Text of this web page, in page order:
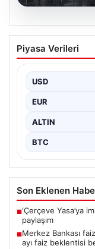
05.08.2026
Merkez
Piyasa Verileri
USD
EUR
ALTIN
BTC
Son Eklenen
■‘Çerçeve Yasa’ya
paylaşım
■Merkez Bankası
ayı faiz beklentisi